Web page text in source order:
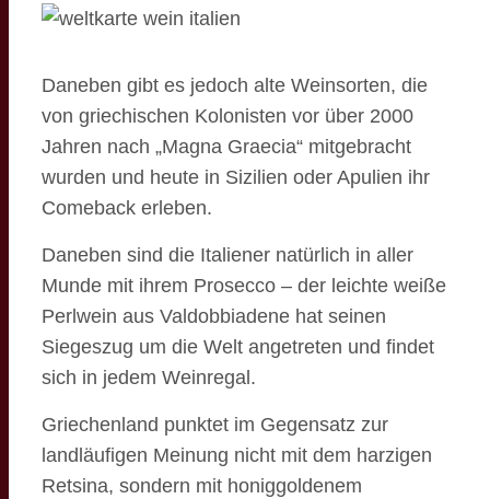
Daneben gibt es jedoch alte Weinsorten, die
von griechischen Kolonisten vor über 2000
Jahren nach „Magna Graecia“ mitgebracht
wurden und heute in Sizilien oder Apulien ihr
Comeback erleben.
Daneben sind die Italiener natürlich in aller
Munde mit ihrem Prosecco – der leichte weiße
Perlwein aus Valdobbiadene hat seinen
Siegeszug um die Welt angetreten und findet
sich in jedem Weinregal.
Griechenland punktet im Gegensatz zur
landläufigen Meinung nicht mit dem harzigen
Retsina, sondern mit honiggoldenem